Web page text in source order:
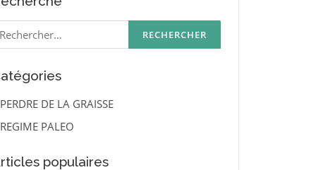
:
PERDRE DE LA GRAISSE
REGIME PALEO
populaires